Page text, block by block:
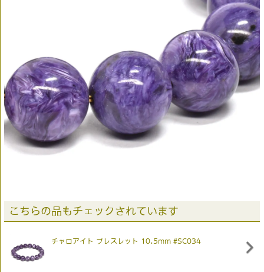
こちらの品もチェックされています
チャロアイト ブレスレット 10.5mm #SC034